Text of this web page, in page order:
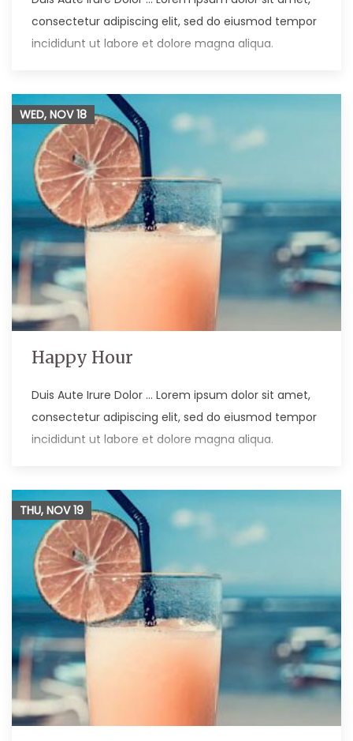
consectetur adipiscing elit, sed do eiusmod tempor
incididunt ut labore et dolore magna aliqua.
Happy Hour
Duis Aute Irure Dolor … Lorem ipsum dolor sit amet,
consectetur adipiscing elit, sed do eiusmod tempor
incididunt ut labore et dolore magna aliqua.
WED, NOV18
THU, NOV19